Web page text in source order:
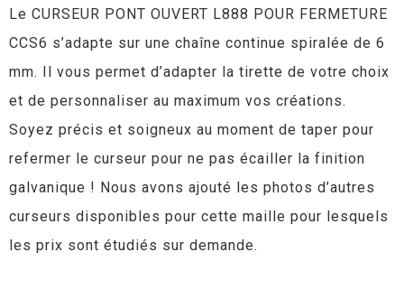
Le CURSEUR PONT OUVERT L888 POUR FERMETURE
CCS6 s’adapte sur une chaîne continue spiralée de 6
mm. Il vous permet d’adapter la tirette de votre choix
et de personnaliser au maximum vos créations.
Soyez précis et soigneux au moment de taper pour
refermer le curseur pour ne pas écailler la finition
galvanique ! Nous avons ajouté les photos d’autres
curseurs disponibles pour cette maille pour lesquels
les prix sont étudiés sur demande.